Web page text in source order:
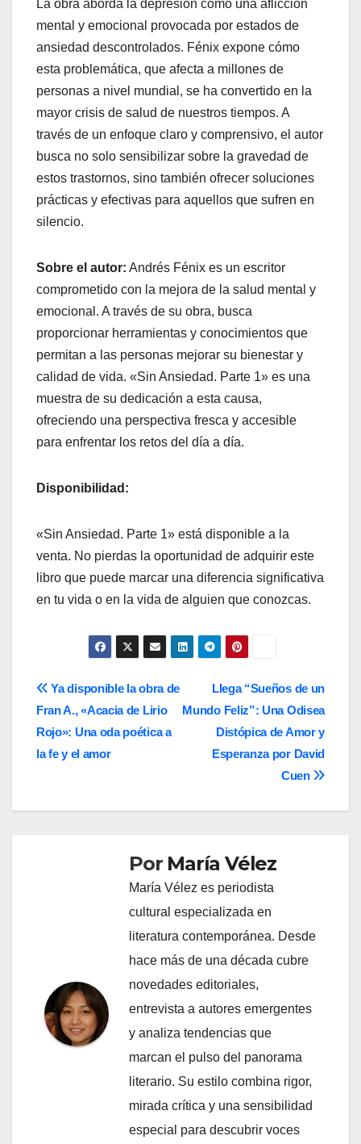
La obra aborda la depresión como una aflicción
mental y emocional provocada por estados de
ansiedad descontrolados. Fénix expone cómo
esta problemática, que afecta a millones de
personas a nivel mundial, se ha convertido en la
mayor crisis de salud de nuestros tiempos. A
través de un enfoque claro y comprensivo, el autor
busca no solo sensibilizar sobre la gravedad de
estos trastornos, sino también ofrecer soluciones
prácticas y efectivas para aquellos que sufren en
silencio.
Sobre el autor: Andrés Fénix es un escritor
comprometido con la mejora de la salud mental y
emocional. A través de su obra, busca
proporcionar herramientas y conocimientos que
permitan a las personas mejorar su bienestar y
calidad de vida. «Sin Ansiedad. Parte 1» es una
muestra de su dedicación a esta causa,
ofreciendo una perspectiva fresca y accesible
para enfrentar los retos del día a día.
Disponibilidad:
«Sin Ansiedad. Parte 1» está disponible a la
venta. No pierdas la oportunidad de adquirir este
libro que puede marcar una diferencia significativa
en tu vida o en la vida de alguien que conozcas.
Navegación
de
entradas
Llega “Sueños de un
Mundo Feliz”: Una Odisea
Distópica de Amor y
Esperanza por David
Cuen
Ya disponible la obra de
Fran A., «Acacia de Lirio
Rojo»: Una oda poética a
la fe y el amor
Por María Vélez
María Vélez es periodista
cultural especializada en
literatura contemporánea. Desde
hace más de una década cubre
novedades editoriales,
entrevista a autores emergentes
y analiza tendencias que
marcan el pulso del panorama
literario. Su estilo combina rigor,
mirada crítica y una sensibilidad
especial para descubrir voces